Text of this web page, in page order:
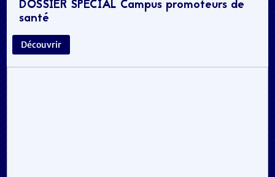
DOSSIER SPÉCIAL Campus promoteurs de
santé
Découvrir